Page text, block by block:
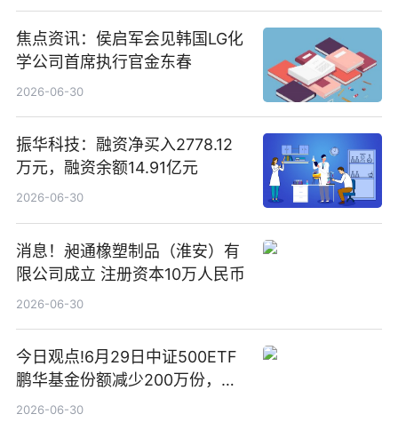
焦点资讯：侯启军会见韩国LG化
学公司首席执行官金东春
2026-06-30
振华科技：融资净买入2778.12
万元，融资余额14.91亿元
2026-06-30
消息！昶通橡塑制品（淮安）有
限公司成立 注册资本10万人民币
2026-06-30
今日观点!6月29日中证500ETF
鹏华基金份额减少200万份，重
仓股亨通光电、赤峰黄金、佰维
2026-06-30